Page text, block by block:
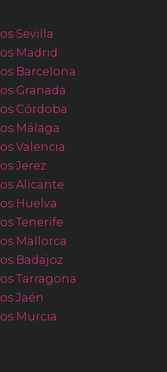
Sevilla
Madrid
Barcelona
Granada
Córdoba
Málaga
Valencia
Jerez
Alicante
Huelva
Tenerife
Mallorca
Badajoz
Tarragona
Jaén
Murcia